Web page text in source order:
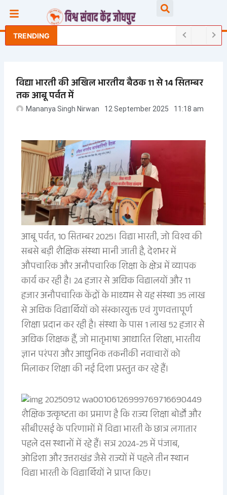
content
TRENDING
विद्या भारती की अखिल भारतीय बैठक 11 से 14 सितम्बर
तक आबू पर्वत में
Mananya Singh Nirwan 12 September 2025 11:18 am
आबू पर्वत, 10 सितम्बर 2025। विद्या भारती, जो विश्व की
सबसे बड़ी शैक्षिक संस्था मानी जाती है, देशभर में
औपचारिक और अनौपचारिक शिक्षा के क्षेत्र में व्यापक
कार्य कर रही है। 24 हजार से अधिक विद्यालयों और 11
हजार अनौपचारिक केंद्रों के माध्यम से यह संस्था 35 लाख
से अधिक विद्यार्थियों को संस्कारयुक्त एवं गुणवत्तापूर्ण
शिक्षा प्रदान कर रही है। संस्था के पास 1 लाख 52 हजार से
अधिक शिक्षक हैं, जो मातृभाषा आधारित शिक्षा, भारतीय
ज्ञान परंपरा और आधुनिक तकनीकी नवाचारों को
मिलाकर शिक्षा की नई दिशा प्रस्तुत कर रहे हैं।
शैक्षिक उत्कृष्टता का प्रमाण है कि राज्य शिक्षा बोर्डों और
सीबीएसई के परिणामों में विद्या भारती के छात्र लगातार
पहले दस स्थानों में रहे हैं। सत्र 2024-25 में पंजाब,
ओडिशा और उत्तराखंड जैसे राज्यों में पहले तीन स्थान
विद्या भारती के विद्यार्थियों ने प्राप्त किए।